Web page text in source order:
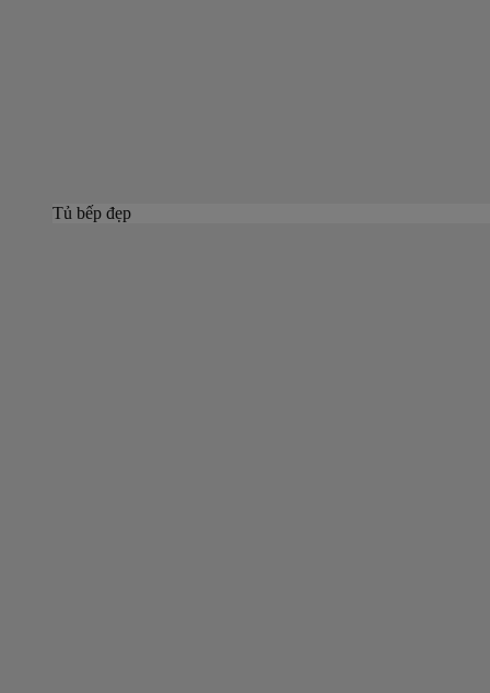
Tủ bếp đẹp